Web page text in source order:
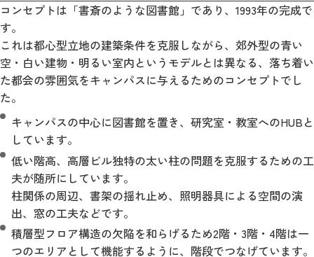
コンセプトは「書斎のような図書館」であり、1993年の完成で
す。
これは都心型立地の建築条件を克服しながら、郊外型の青い
空・白い建物・明るい室内というモデルとは異なる、落ち着い
た都会の雰囲気をキャンパスに与えるためのコンセプトでし
た。
キャンパスの中心に図書館を置き、研究室・教室へのHUBと
しています。
低い階高、高層ビル独特の太い柱の問題を克服するための工
夫が随所にしています。
柱関係の周辺、書架の揺れ止め、照明器具による空間の演
出、窓の工夫などです。
積層型フロア構造の欠陥を和らげるため2階・3階・4階は一
つのエリアとして機能するように、階段でつなげています。